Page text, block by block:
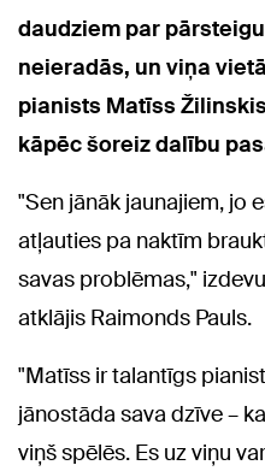
daudziem par
neieradās, un viņa
pianists Matīss
kāpēc šoreiz dalību
"Sen jānāk jaunajiem, jo
atļauties pa naktīm
savas problēmas,"
atklājis Raimonds Pauls.
"Matīss ir talantīgs
jānostāda sava dzīve –
viņš spēlēs. Es uz viņu